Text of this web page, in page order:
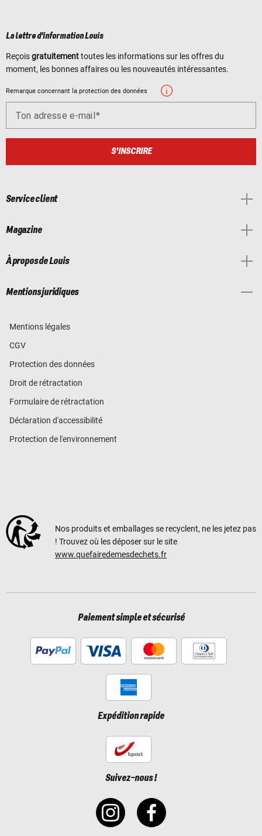
La lettre d'information Louis
Reçoisgratuitementtoutes les informations sur les offres du
moment, les bonnes affaires ou les nouveautés intéressantes.
Remarque concernant la protection des données
Ton adresse e-mail
S'INSCRIRE
Service client
Magazine
À propos de Louis
Mentions juridiques
Mentions légales
CGV
Protection des données
Droit de rétractation
Formulaire de rétractation
Déclaration d'accessibilité
Protection de l'environnement
Nos produits et emballages se recyclent, ne les jetez pas
! Trouvez où les déposer sur le site
www.quefairedemesdechets.fr
Paiement simple et sécurisé
Expédition rapide
Suivez-nous !